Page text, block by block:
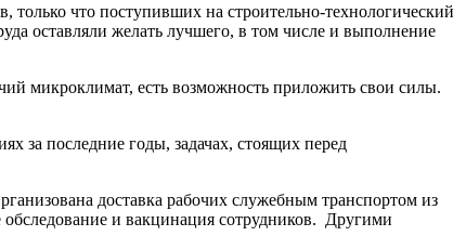
только что поступивших на строительно-технологический
оставляли желать лучшего, в том числе и выполнение
микроклимат, есть возможность приложить свои силы.
за последние годы, задачах, стоящих перед
доставка рабочих служебным транспортом из
и вакцинация сотрудников. Другими